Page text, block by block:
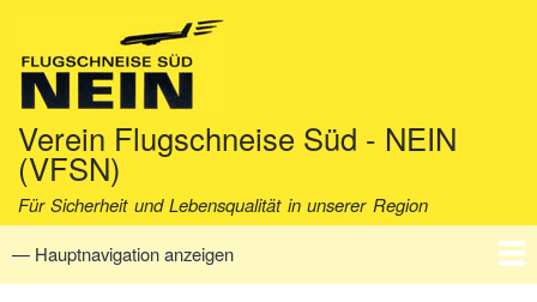
Verein Flugschneise Süd - NEIN
(VFSN)
Für Sicherheit und Lebensqualität in unserer Region
Hauptnavigation
— Hauptnavigation anzeigen